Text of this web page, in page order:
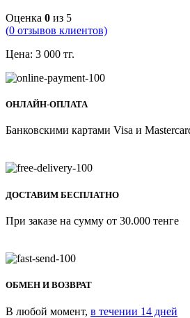
Оценка 0 из 5
(0 отзывов клиентов)
Цена: 3 000 тг.
ОНЛАЙН-ОПЛАТА
Банковскими картами Visa и
ДОСТАВИМ БЕСПЛАТНО
При заказе на сумму от 30.000 тенге
ОБМЕН И ВОЗВРАТ
В любой момент, в течении 14 дней